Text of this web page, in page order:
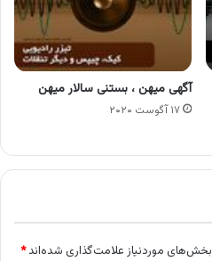
آگهی میهن ، بستنی سالار میهن
۱۷ آگوست ۲۰۲۰
بخش‌های موردنیاز علامت‌گذاری شده‌اند*